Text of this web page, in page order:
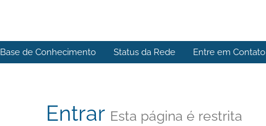
Base de Conhecimento Status da Rede Entre em Contato
Entrar Esta página é restrita